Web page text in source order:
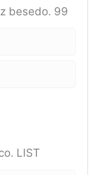
besedo. 99
LIST